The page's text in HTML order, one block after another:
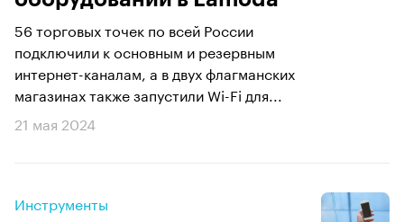
56 торговых точек по всей России
подключили к основным и резервным
интернет-каналам, а в двух флагманских
магазинах также запустили Wi-Fi для...
21 мая 2024
Инструменты